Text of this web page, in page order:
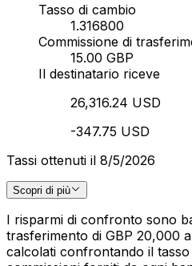
Tasso di cambio
1.316800
Commissione di
15.00 GBP
Il destinatario riceve
26,316.24 USD
-347.75 USD
Tassi ottenuti il 8/5/2026
Scopri di più
I risparmi di confronto sono
trasferimento di GBP 20,000
calcolati confrontando il